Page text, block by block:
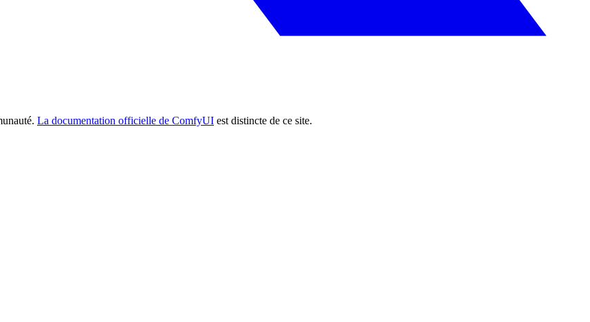
La documentation officielle de ComfyUI est distincte de ce site.